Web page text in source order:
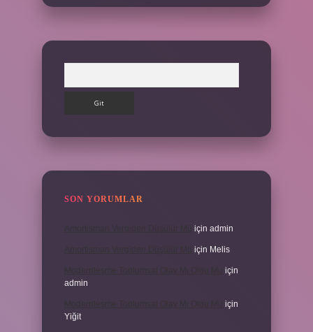
SON YORUMLAR
için admin
için Melis
için
admin
için
Yiğit